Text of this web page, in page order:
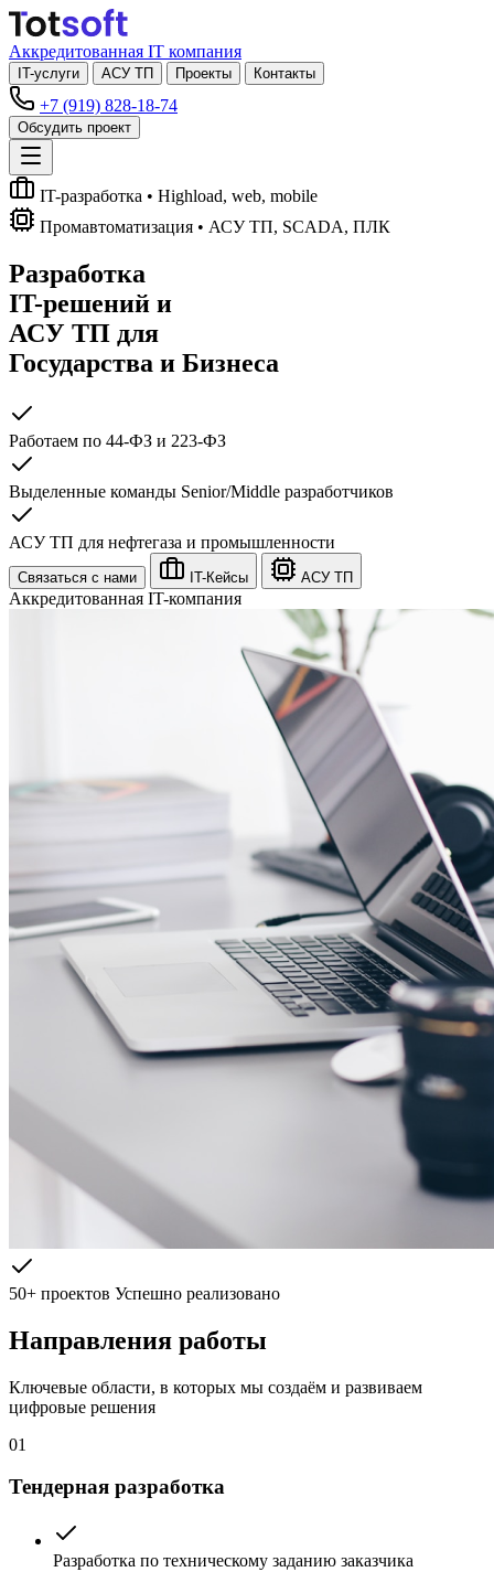
Аккредитованная IT компания
IT-услуги АСУ ТП Проекты Контакты
+7 (919) 828-18-74
Обсудить проект
IT-разработка • Highload, web, mobile
Промавтоматизация • АСУ ТП, SCADA, ПЛК
Разработка
IT-решений и
АСУ ТП для
Государства и Бизнеса
Работаем по 44-ФЗ и 223-ФЗ
Выделенные команды Senior/Middle разработчиков
АСУ ТП для нефтегаза и промышленности
Связаться с нами IT-Кейсы АСУ ТП
Аккредитованная IT-компания
50+ проектов Успешно реализовано
Направления работы
Ключевые области, в которых мы создаём и развиваем
цифровые решения
01
Тендерная разработка
Разработка по техническому заданию заказчика